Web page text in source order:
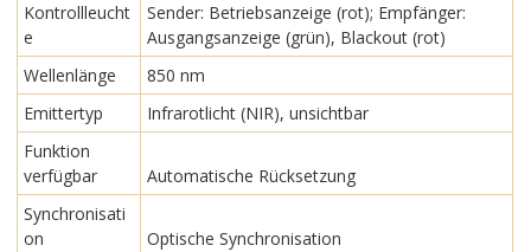
Kontrollleucht
e
Sender: Betriebsanzeige (rot); Empfänger:
Ausgangsanzeige (grün), Blackout (rot)
Wellenlänge
850 nm
Emittertyp
Infrarotlicht (NIR), unsichtbar
Funktion
verfügbar
Automatische Rücksetzung
Synchronisati
on
Optische Synchronisation